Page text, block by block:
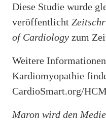
Diese Studie wurde
veröffentlicht
of Cardiology zum
Weitere
Kardiomyopathie
CardioSmart.org/
Maron wird den